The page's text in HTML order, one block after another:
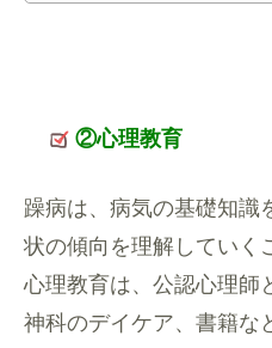
②心理教育
躁病は、病気の基礎知識
状の傾向を理解していく
心理教育は、公認心理師
神科のデイケア、書籍な